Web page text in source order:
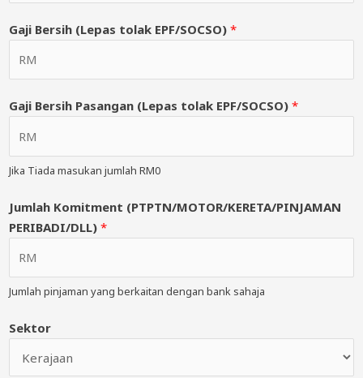
Gaji Bersih (Lepas tolak EPF/SOCSO) *
Gaji Bersih Pasangan (Lepas tolak EPF/SOCSO) *
Jika Tiada masukan jumlah RM0
Jumlah Komitment (PTPTN/MOTOR/KERETA/PINJAMAN
PERIBADI/DLL) *
Jumlah pinjaman yang berkaitan dengan bank sahaja
Sektor